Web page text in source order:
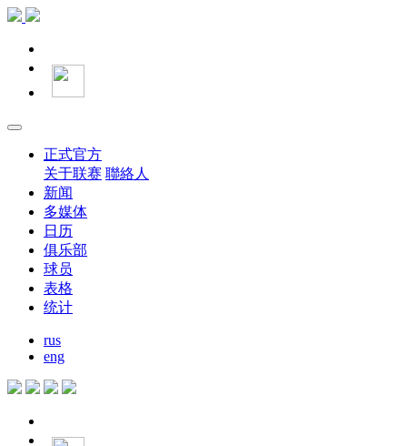
正式官方
关于联赛 聯絡人
新闻
多媒体
日历
俱乐部
球员
表格
统计
rus
eng